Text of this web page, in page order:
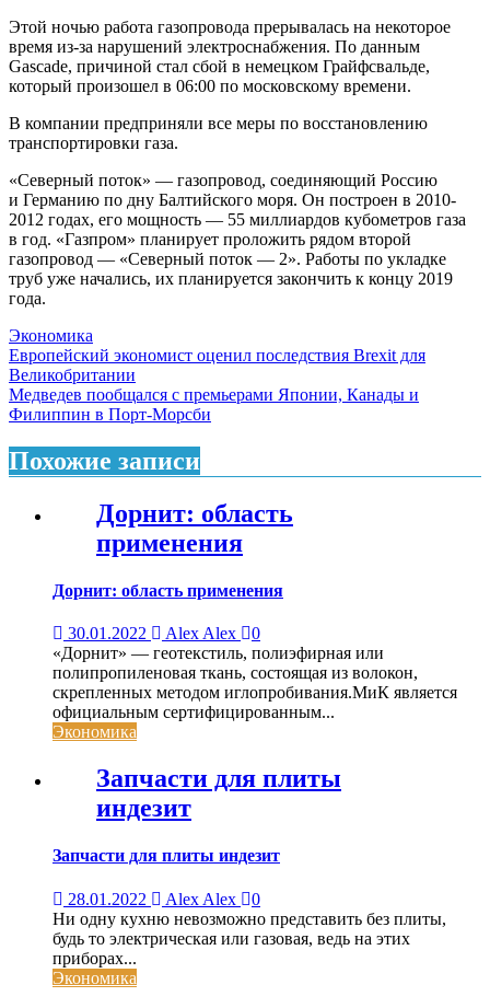
Этой ночью работа газопровода прерывалась на некоторое
время из-за нарушений электроснабжения. По данным
Gascade, причиной стал сбой в немецком Грайфсвальде,
который произошел в 06:00 по московскому времени.
В компании предприняли все меры по восстановлению
транспортировки газа.
«Северный поток» — газопровод, соединяющий Россию
и Германию по дну Балтийского моря. Он построен в 2010-
2012 годах, его мощность — 55 миллиардов кубометров газа
в год. «Газпром» планирует проложить рядом второй
газопровод — «Северный поток — 2». Работы по укладке
труб уже начались, их планируется закончить к концу 2019
года.
Экономика
Навигация
по
записям
Европейский экономист оценил последствия Brexit для
Великобритании
Медведев пообщался с премьерами Японии, Канады и
Филиппин в Порт-Морсби
Похожие записи
Дорнит: область
применения
Дорнит: область применения
30.01.2022 Alex Alex
0
«Дорнит» — геотекстиль, полиэфирная или
полипропиленовая ткань, состоящая из волокон,
скрепленных методом иглопробивания.МиК является
официальным сертифицированным...
Экономика
Запчасти для плиты
индезит
Запчасти для плиты индезит
28.01.2022 Alex Alex
0
Ни одну кухню невозможно представить без плиты,
будь то электрическая или газовая, ведь на этих
приборах...
Экономика